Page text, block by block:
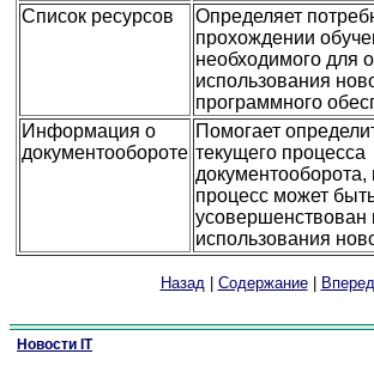
Список ресурсов
Определяет
прохождении
необходимого для
использования
программного
Информация о
документообороте
Помогает
текущего процесса
документооборота,
процесс может
использования
Назад| Содержание| Вперед
Новости IT